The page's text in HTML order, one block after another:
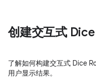
创建交互式
了解如何构建交互式 Dice
用户显示结果。